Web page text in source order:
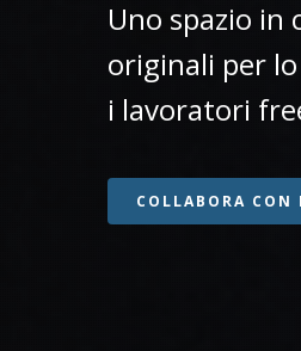
Uno spazio in
originali per
i lavoratori
COLLABORA CON